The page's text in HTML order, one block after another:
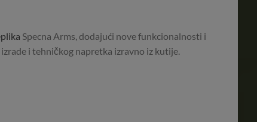
Specna Arms, dodajući nove funkcionalnosti i
i tehničkog napretka izravno iz kutije.